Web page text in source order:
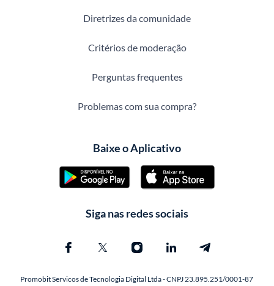
Diretrizes da comunidade
Critérios de moderação
Perguntas frequentes
Problemas com sua compra?
Baixe o Aplicativo
Siga nas redes sociais
Promobit Servicos de Tecnologia Digital Ltda - CNPJ 23.895.251/0001-87